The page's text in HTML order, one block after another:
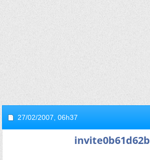
27/02/2007, 06h37
invite0b61d62b